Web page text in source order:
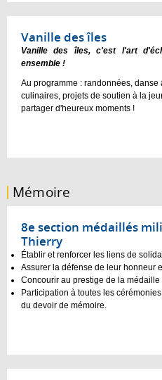
Vanille des îles
Vanille des îles, c'est l'art
ensemble !
Au programme : randonnées,
culinaires, projets de soutien à la
partager d'heureux moments !
Mémoire
8e section médaillés
Thierry
Établir et renforcer les liens de
Assurer la défense de leur honneur
Concourir au prestige de la médaille
Participation à toutes les
du devoir de mémoire.